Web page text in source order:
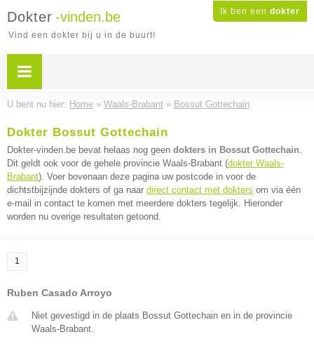
Ik ben een dokter
Dokter -vinden.be
Vind een dokter bij u in de buurt!
U bent nu hier: Home » Waals-Brabant » Bossut Gottechain
Dokter Bossut Gottechain
Dokter-vinden.be bevat helaas nog geen dokters in Bossut Gottechain.
Dit geldt ook voor de gehele provincie Waals-Brabant (dokter Waals-
Brabant). Voer bovenaan deze pagina uw postcode in voor de
dichtstbijzijnde dokters of ga naar direct contact met dokters om via één
e-mail in contact te komen met meerdere dokters tegelijk. Hieronder
worden nu overige resultaten getoond.
1
Ruben Casado Arroyo
Niet gevestigd in de plaats Bossut Gottechain en in de provincie
Waals-Brabant.